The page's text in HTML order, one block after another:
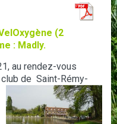
(2
: Madly.
au rendez-vous
de Saint-Rémy-